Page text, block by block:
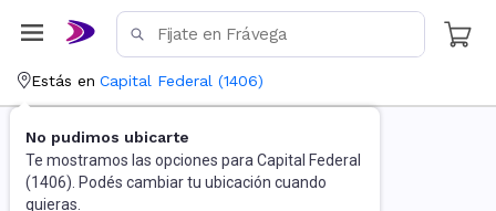
Estás en Capital Federal (1406)
No pudimos ubicarte
Te mostramos las opciones para Capital Federal
(1406). Podés cambiar tu ubicación cuando
quieras.